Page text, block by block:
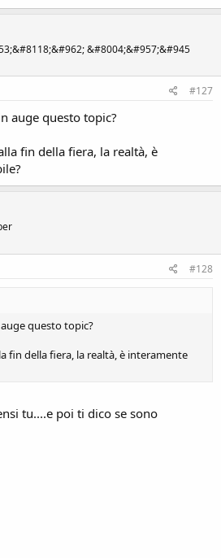
&#8004;&#957;&#945
#127
auge questo topic?
fin della fiera, la realtà, è
#128
questo topic?
fin della fiera, la realtà, è interamente
tu....e poi ti dico se sono